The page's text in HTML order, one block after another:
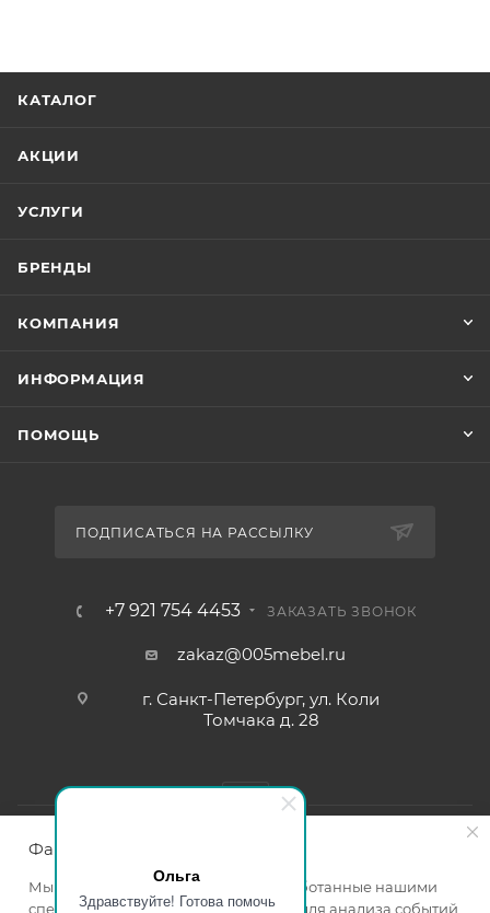
Ольга
Здравствуйте! Готова помочь
КАТАЛОГ
АКЦИИ
УСЛУГИ
БРЕНДЫ
КОМПАНИЯ
ИНФОРМАЦИЯ
ПОМОЩЬ
ПОДПИСАТЬСЯ НА РАССЫЛКУ
+7 921 754 4453 ЗАКАЗАТЬ ЗВОНОК
zakaz@005mebel.ru
г. Санкт-Петербург, ул. Коли
Томчака д. 28
Файлы cookie
Мы используем файлы cookie, разработанные нашими
специалистами и третьими лицами, для анализа событий